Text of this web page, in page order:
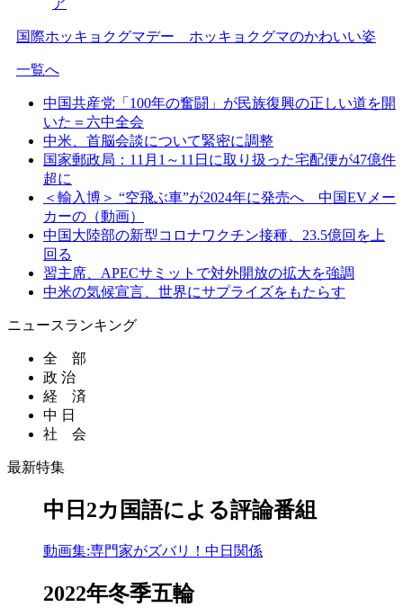
ア
国際ホッキョクグマデー ホッキョクグマのかわいい姿
一覧へ
中国共産党「100年の奮闘」が民族復興の正しい道を開
いた＝六中全会
中米、首脳会談について緊密に調整
国家郵政局：11月1～11日に取り扱った宅配便が47億件
超に
＜輸入博＞ “空飛ぶ車”が2024年に発売へ 中国EVメー
カーの（動画）
中国大陸部の新型コロナワクチン接種、23.5億回を上
回る
習主席、APECサミットで対外開放の拡大を強調
中米の気候宣言、世界にサプライズをもたらす
ニュースランキング
全 部
政 治
経 済
中 日
社 会
最新特集
中日2カ国語による評論番組
動画集:専門家がズバリ！中日関係
2022年冬季五輪